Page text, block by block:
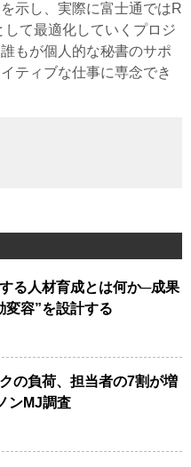
示し、実際に富士通ではR
て最適化していくプロジ
もが個人的な秘書のサポ
ティブな仕事に専念でき
る人材育成とは何か─成果
変容”を設計する
の負荷、担当者の7割が増
ンMJ調査